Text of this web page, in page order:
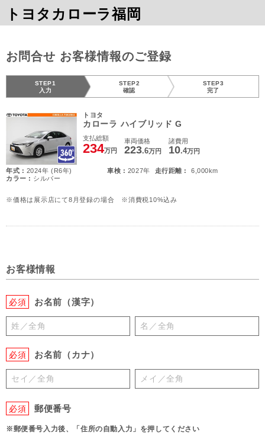
トヨタカローラ福岡
お問合せ お客様情報のご登録
STEP1
入力
STEP2
確認
STEP3
完了
トヨタ
カローラ ハイブリッド G
支払総額
234万円
車両価格
223.6万円
諸費用
10.4万円
年式 : 2024年 (R6年) 車検 : 2027年 走行距離 :
6,000km
カラー : シルバー
※価格は展示店にて8月登録の場合 ※消費税10%込み
お客様情報
必須 お名前（漢字）
必須 お名前（カナ）
必須 郵便番号
※郵便番号入力後、「住所の自動入力」を押してください